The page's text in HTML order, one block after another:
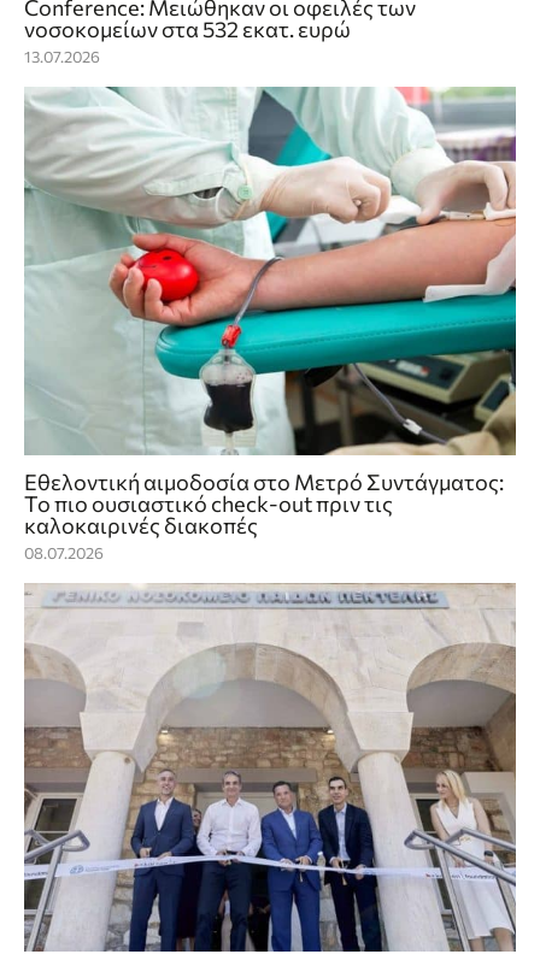
Conference: Μειώθηκαν οι οφειλές των
νοσοκομείων στα 532 εκατ. ευρώ
13.07.2026
Εθελοντική αιμοδοσία στο Μετρό Συντάγματος:
Το πιο ουσιαστικό check‑out πριν τις
καλοκαιρινές διακοπές
08.07.2026